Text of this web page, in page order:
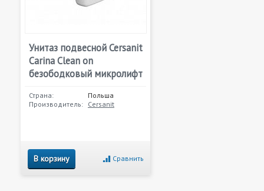
Унитаз подвесной Cersanit
Carina Clean on
безободковый микролифт
Страна:
Польша
Производитель: Cersanit
В корзину Сравнить